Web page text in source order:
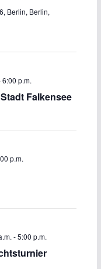
t
g
n
c
h
e
g
n
c
Berlin, Berlin,
Falkensee
6:00 p.m.
p.m.
-5:00 p.m.